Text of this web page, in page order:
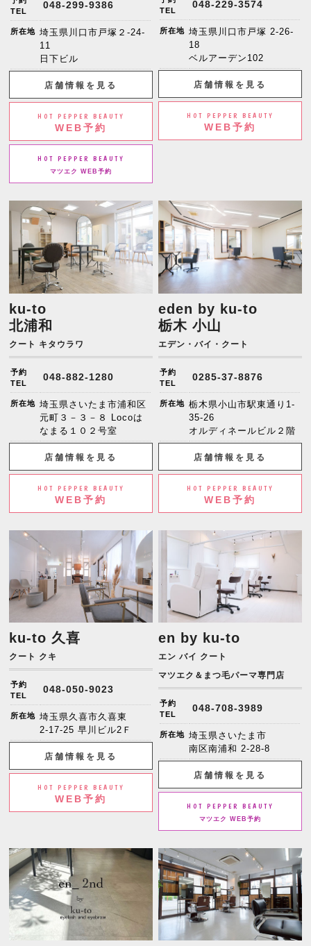
TEL
048-299-9386
所在地 埼玉県川口市戸塚２-24-
11
日下ビル
店舗情報を見る
HOT PEPPER BEAUTY
WEB予約
HOT PEPPER BEAUTY
マツエク WEB予約
TEL
048-229-3574
所在地 埼玉県川口市戸塚 2-26-
18
ベルアーデン102
店舗情報を見る
HOT PEPPER BEAUTY
WEB予約
ku-to
北浦和
クート キタウラワ
予約
TEL
048-882-1280
所在地 埼玉県さいたま市浦和区
元町３－３－８ Locoは
なまる１０２号室
店舗情報を見る
HOT PEPPER BEAUTY
WEB予約
eden by ku-to
栃木 小山
エデン・バイ・クート
予約
TEL
0285-37-8876
所在地 栃木県小山市駅東通り1-
35-26
オルディネールビル２階
店舗情報を見る
HOT PEPPER BEAUTY
WEB予約
ku-to 久喜
クート クキ
予約
TEL
048-050-9023
所在地 埼玉県久喜市久喜東
2-17-25 早川ビル2Ｆ
店舗情報を見る
HOT PEPPER BEAUTY
WEB予約
en by ku-to
エン バイ クート
マツエク＆まつ毛パーマ専門店
予約
TEL
048-708-3989
所在地 埼玉県さいたま市
南区南浦和 2-28-8
店舗情報を見る
HOT PEPPER BEAUTY
マツエク WEB予約